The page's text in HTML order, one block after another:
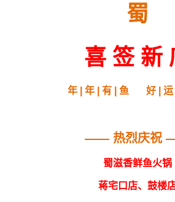
蜀
喜 签 新
年 | 年 | 有 | 鱼 好 | 运
—— 热烈庆祝
蜀滋香鲜鱼火锅
蒋宅口店、鼓楼